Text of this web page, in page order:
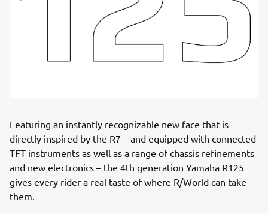
Featuring an instantly recognizable new face that is
directly inspired by the R7 – and equipped with connected
TFT instruments as well as a range of chassis refinements
and new electronics – the 4th generation Yamaha R125
gives every rider a real taste of where R/World can take
them.